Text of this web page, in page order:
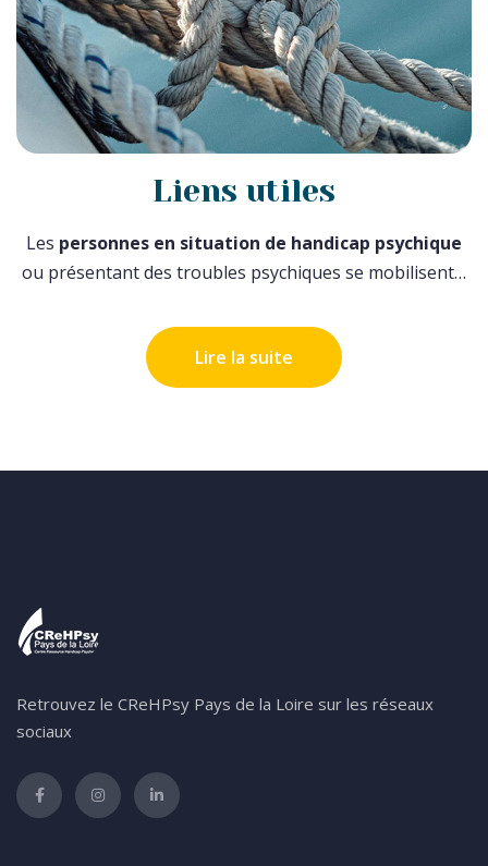
Liens utiles
Les personnes en situation de handicap psychique
ou présentant des troubles psychiques se mobilisent…
Lire la suite
Retrouvez le CReHPsy Pays de la Loire sur les réseaux
sociaux